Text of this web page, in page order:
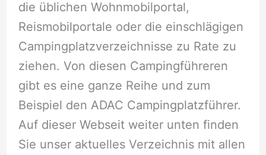
die üblichen Wohnmobilportal,
Reismobilportale oder die einschlägigen
Campingplatzverzeichnisse zu Rate zu
ziehen. Von diesen Campingführeren
gibt es eine ganze Reihe und zum
Beispiel den ADAC Campingplatzführer.
Auf dieser Webseit weiter unten finden
Sie unser aktuelles Verzeichnis mit allen